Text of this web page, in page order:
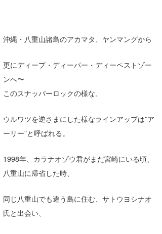
沖縄・八重山諸島のアカマタ、ヤンマングから
更にディープ・ディーパー・ディーペストゾー
ンへ〜
このスナッパーロックの様な、
ウルワツを逆さまにした様なラインアップは”ア
ーリー”と呼ばれる。
1998年、カラナオゾウ君がまだ宮崎にいる頃、
八重山に帰省した時、
同じ八重山でも違う島に住む、サトウヨシナオ
氏と出会い、
Core Surf Japan
Naoya Kimoto
Yoshiyuki Obata
DELTA FORCE SURF
メディア
WAVAL
波伝説アンバサダー/プロライダー
中浦“JET”章
進士剛光
☆加藤
Aichan
波伝説